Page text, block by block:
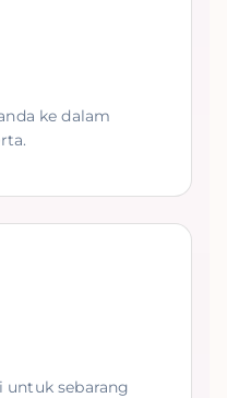
ke dalam
sebarang